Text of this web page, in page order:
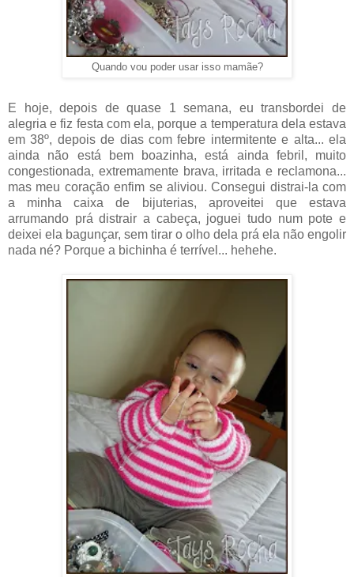
Quando vou poder usar isso mamãe?
E hoje, depois de quase 1 semana, eu transbordei de
alegria e fiz festa com ela, porque a temperatura dela estava
em 38º, depois de dias com febre intermitente e alta... ela
ainda não está bem boazinha, está ainda febril, muito
congestionada, extremamente brava, irritada e reclamona...
mas meu coração enfim se aliviou. Consegui distrai-la com
a minha caixa de bijuterias, aproveitei que estava
arrumando prá distrair a cabeça, joguei tudo num pote e
deixei ela bagunçar, sem tirar o olho dela prá ela não engolir
nada né? Porque a bichinha é terrível... hehehe.